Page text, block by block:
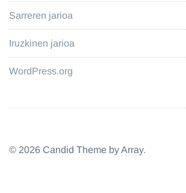
Sarreren jarioa
Iruzkinen jarioa
WordPress.org
© 2026 Candid Theme byArray.